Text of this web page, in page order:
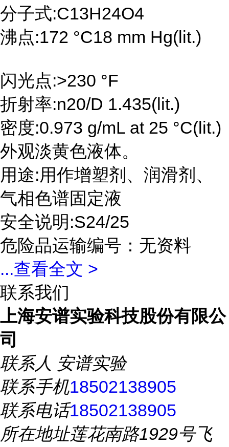
分子式:C13H24O4
沸点:172 °C18 mm Hg(lit.)
闪光点:>230 °F
折射率:n20/D 1.435(lit.)
密度:0.973 g/mL at 25 °C(lit.)
外观淡黄色液体。
用途:用作增塑剂、润滑剂、
气相色谱固定液
安全说明:S24/25
危险品运输编号：无资料
...查看全文 >
联系我们
上海安谱实验科技股份有限公
司
联系人 安谱实验
联系手机18502138905
联系电话18502138905
所在地址莲花南路1929号飞